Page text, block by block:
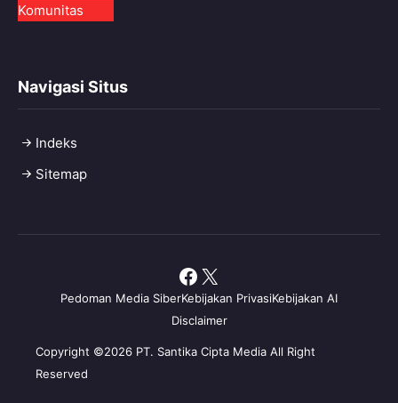
Komunitas
Navigasi Situs
Indeks
Sitemap
Copyright ©2026 PT. Santika Cipta Media All Right
Reserved
Pedoman Media SiberKebijakan PrivasiKebijakan AI
Disclaimer
Facebook
X